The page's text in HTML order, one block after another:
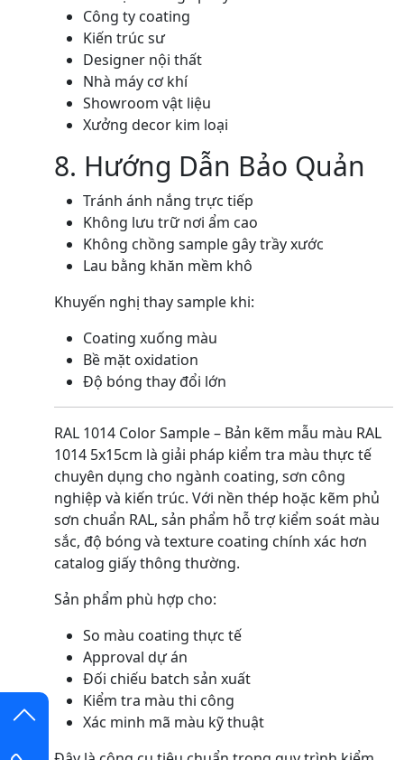
Công ty coating
Kiến trúc sư
Designer nội thất
Nhà máy cơ khí
Showroom vật liệu
Xưởng decor kim loại
8. Hướng Dẫn Bảo Quản
Tránh ánh nắng trực tiếp
Không lưu trữ nơi ẩm cao
Không chồng sample gây trầy xước
Lau bằng khăn mềm khô
Khuyến nghị thay sample khi:
Coating xuống màu
Bề mặt oxidation
Độ bóng thay đổi lớn
RAL 1014 Color Sample – Bản kẽm mẫu màu RAL
1014 5x15cm là giải pháp kiểm tra màu thực tế
chuyên dụng cho ngành coating, sơn công
nghiệp và kiến trúc. Với nền thép hoặc kẽm phủ
sơn chuẩn RAL, sản phẩm hỗ trợ kiểm soát màu
sắc, độ bóng và texture coating chính xác hơn
catalog giấy thông thường.
Sản phẩm phù hợp cho:
So màu coating thực tế
Approval dự án
Đối chiếu batch sản xuất
Kiểm tra màu thi công
Xác minh mã màu kỹ thuật